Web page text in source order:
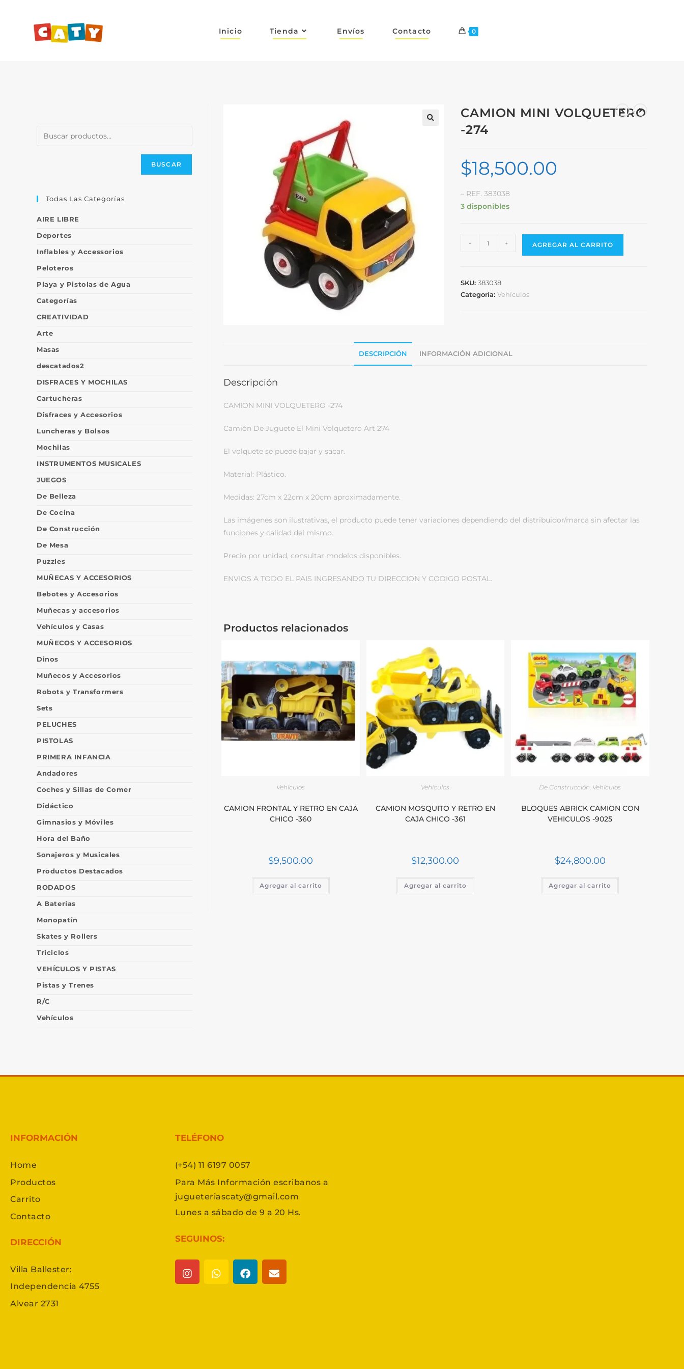
Inicio Tienda Envíos Contacto 0
CAMION MINI VOLQUETERO
-274
$18,500.00
– REF. 383038
3 disponibles
- + AGREGAR AL CARRITO
SKU:383038
Categoría:Vehículos
DESCRIPCIÓN INFORMACIÓN ADICIONAL
Descripción
CAMION MINI VOLQUETERO -274
Camión De Juguete El Mini Volquetero Art 274
El volquete se puede bajar y sacar.
Material: Plástico.
Medidas: 27cm x 22cm x 20cm aproximadamente.
Las imágenes son ilustrativas, el producto puede tener variaciones dependiendo del distribuidor/marca sin afectar las
funciones y calidad del mismo.
Precio por unidad, consultar modelos disponibles.
ENVIOS A TODO EL PAIS INGRESANDO TU DIRECCION Y CODIGO POSTAL.
Productos relacionados
Vehículos
CAMION FRONTAL Y RETRO EN CAJA
CHICO -360
$9,500.00
Agregar al carrito
Vehículos
CAMION MOSQUITO Y RETRO EN
CAJA CHICO -361
$12,300.00
Agregar al carrito
De Construcción Vehículos
BLOQUES ABRICK CAMION CON
VEHICULOS -9025
$24,800.00
Agregar al carrito
BUSCAR
Todas Las Categorías
AIRE LIBRE
Deportes
Inflables y Accessorios
Peloteros
Playa y Pistolas de Agua
Categorías
CREATIVIDAD
Arte
Masas
descatados2
DISFRACES Y MOCHILAS
Cartucheras
Disfraces y Accesorios
Luncheras y Bolsos
Mochilas
INSTRUMENTOS MUSICALES
JUEGOS
De Belleza
De Cocina
De Construcción
De Mesa
Puzzles
MUÑECAS Y ACCESORIOS
Bebotes y Accesorios
Muñecas y accesorios
Vehículos y Casas
MUÑECOS Y ACCESORIOS
Dinos
Muñecos y Accesorios
Robots y Transformers
Sets
PELUCHES
PISTOLAS
PRIMERA INFANCIA
Andadores
Coches y Sillas de Comer
Didáctico
Gimnasios y Móviles
Hora del Baño
Sonajeros y Musicales
Productos Destacados
RODADOS
A Baterías
Monopatín
Skates y Rollers
Triciclos
VEHÍCULOS Y PISTAS
Pistas y Trenes
R/C
Vehículos
INFORMACIÓN
Home
Productos
Carrito
Contacto
DIRECCIÓN
Villa Ballester:
Independencia 4755
Alvear 2731
TELÉFONO
(+54) 11 6197 0057
Para Más Información escribanos a
jugueteriascaty@gmail.com
Lunes a sábado de 9 a 20 Hs.
SEGUINOS: